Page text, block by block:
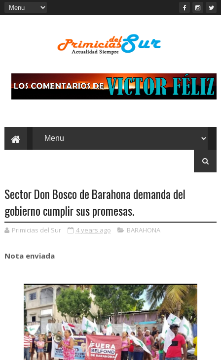
Sector Don Bosco de Barahona demanda del
gobierno cumplir sus promesas.
Primicias del Sur 4 years ago BARAHONA
Nota enviada